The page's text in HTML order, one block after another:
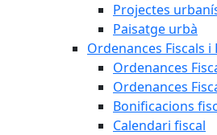
Projectes
Paisatge urbà
Ordenances Fiscals i
Ordenances
Ordenances
Bonificacions
Calendari fiscal